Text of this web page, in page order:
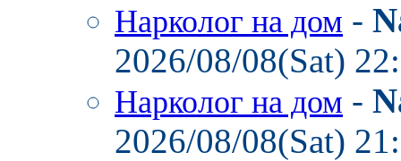
Нарколог на дом -
2026/08/08(Sat)
Нарколог на дом -
2026/08/08(Sat)